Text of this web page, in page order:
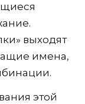
выходят
имена,
этой